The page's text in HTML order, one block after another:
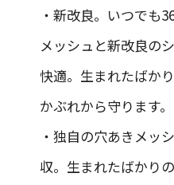
・新改良。いつでも
メッシュと新改良の
快適。生まれたばか
かぶれから守ります。
・独自の穴あきメッ
収。生まれたばかり